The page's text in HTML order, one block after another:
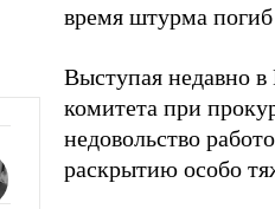
время штурма
Выступая недавно в
комитета при
недовольство
раскрытию особо